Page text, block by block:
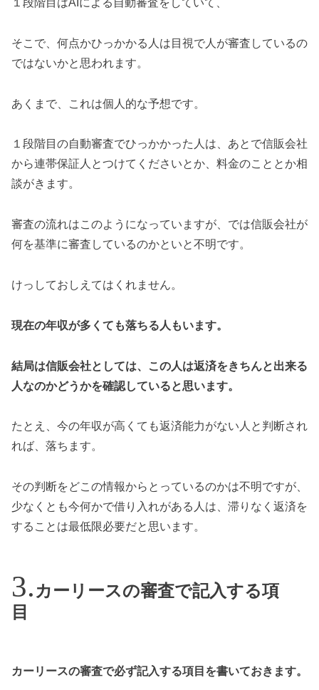
１段階目はAIによる自動審査をしていて、
そこで、何点かひっかかる人は目視で人が審査しているの
ではないかと思われます。
あくまで、これは個人的な予想です。
１段階目の自動審査でひっかかった人は、あとで信販会社
から連帯保証人とつけてくださいとか、料金のこととか相
談がきます。
審査の流れはこのようになっていますが、では信販会社が
何を基準に審査しているのかといと不明です。
けっしておしえてはくれません。
現在の年収が多くても落ちる人もいます。
結局は信販会社としては、この人は返済をきちんと出来る
人なのかどうかを確認していると思います。
たとえ、今の年収が高くても返済能力がない人と判断され
れば、落ちます。
その判断をどこの情報からとっているのかは不明ですが、
少なくとも今何かで借り入れがある人は、滞りなく返済を
することは最低限必要だと思います。
カーリースの審査で記入する項
目
カーリースの審査で必ず記入する項目を書いておきます。